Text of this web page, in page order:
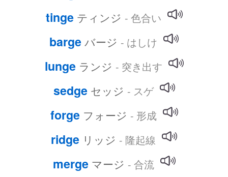
tinge ティンジ - 色合い
barge バージ - はしけ
lunge ランジ - 突き出す
sedge セッジ - スゲ
forge フォージ - 形成
ridge リッジ - 隆起線
merge マージ - 合流